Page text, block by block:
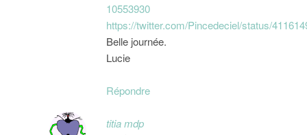
10553930
https://twitter.com/Pincedeciel/status/
Belle journée.
Lucie
Répondre
titia mdp